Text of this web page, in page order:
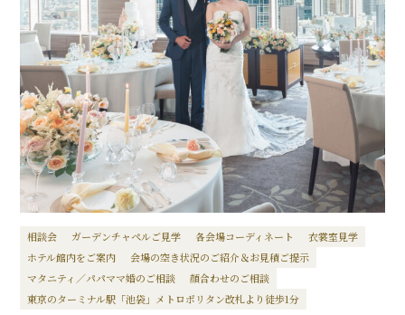
相談会 ガーデンチャペルご見学 各会場コーディネート
衣裳室見学
ホテル館内をご案内
会場の空き状況のご紹介＆お見積ご提示
マタニティ／パパママ婚のご相談
顔合わせのご相談
東京のターミナル駅「池袋」メトロポリタン改札より徒歩1分